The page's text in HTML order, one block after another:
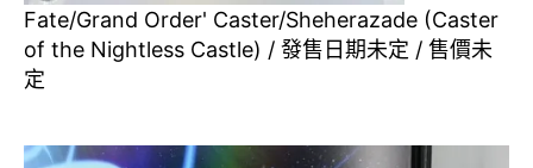
Fate/Grand Order' Caster/Sheherazade (Caster
of the Nightless Castle) / 發售日期未定 / 售價未
定